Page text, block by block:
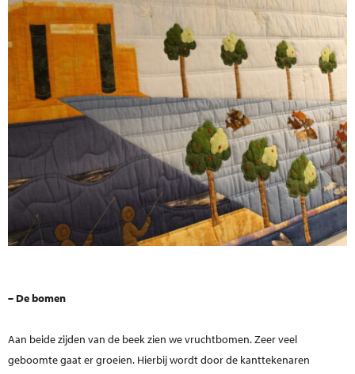
– De bomen
Aan beide zijden van de beek zien we vruchtbomen. Zeer veel
geboomte gaat er groeien. Hierbij wordt door de kanttekenaren